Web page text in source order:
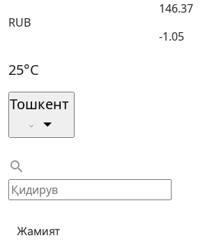
RUB
146.37
-1.05
25°C
Тошкент
Жамият